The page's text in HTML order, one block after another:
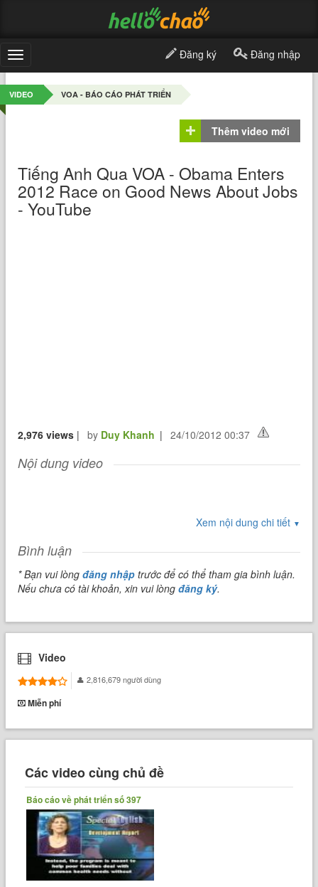
Toggle
navigation
Đăng ký Đăng nhập
VIDEO VOA - BÁO CÁO PHÁT TRIỂN
Thêm video mới
Tiếng Anh Qua VOA - Obama Enters
2012 Race on Good News About Jobs
- YouTube
2,976 views | by Duy Khanh | 24/10/2012 00:37
Nội dung video
Xem nội dung chi tiết ▼
Bình luận
* Bạn vui lòngđăng nhập trước để có thể tham gia bình luận.
Nếu chưa có tài khoản, xin vui lòngđăng ký.
Video
2,816,679 người dùng
Miễn phí
Các video cùng chủ đề
Báo cáo về phát triển số 397